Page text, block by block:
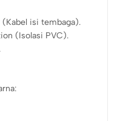
isi tembaga).
(Isolasi PVC).